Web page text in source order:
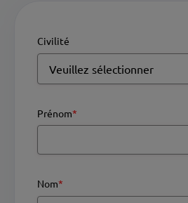
Civilité
Prénom*
Nom*